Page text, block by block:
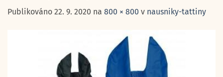
Publikováno 22. 9. 2020 na 800 × 800 v nausniky-tattiny